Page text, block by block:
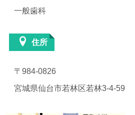
一般歯科
住所
〒984-0826
宮城県仙台市若林区若林3-4-59